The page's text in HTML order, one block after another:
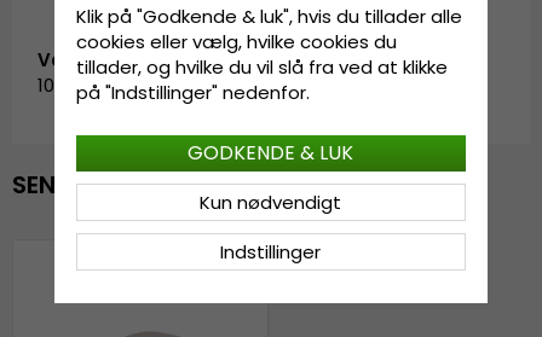
Vare-ID:
101578.802-1
SENAST VISTE
Klik på "Godkende & luk", hvis du tillader alle
cookies eller vælg, hvilke cookies du
tillader, og hvilke du vil slå fra ved at klikke
på "Indstillinger" nedenfor.
Indstillinger
Kun nødvendigt
GODKENDE & LUK